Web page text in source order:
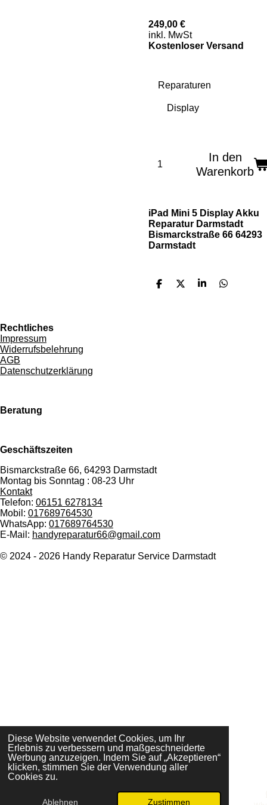
Diese Website verwendet Cookies, um Ihr
Erlebnis zu verbessern und maßgeschneiderte
Werbung anzuzeigen. Indem Sie auf „Akzeptieren“
klicken, stimmen Sie der Verwendung aller
Cookies zu.
Ablehnen Zustimmen
249,00 €
inkl. MwSt
Kostenloser Versand
Reparaturen
In den
Warenkorb
iPad Mini 5 Display Akku
Reparatur Darmstadt
Bismarckstraße 66 64293
Darmstadt
T
T
T
T
Rechtliches
Impressum
Widerrufsbelehrung
AGB
Datenschutzerklärung
Beratung
Geschäftszeiten
Bismarckstraße 66, 64293 Darmstadt
Montag bis Sonntag : 08-23 Uhr
Kontakt
Telefon: 06151 6278134
Mobil: 017689764530
WhatsApp: 017689764530
E-Mail: handyreparatur66@gmail.com
© 2024 - 2026 Handy Reparatur Service Darmstadt